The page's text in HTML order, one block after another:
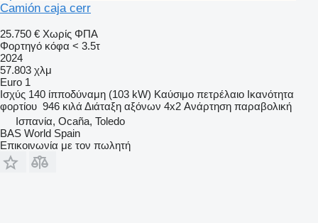
Camión caja cerr
25.750 € Χωρίς ΦΠΑ
Φορτηγό κόφα < 3.5τ
2024
57.803 χλμ
Euro 1
Ισχύς 140 ίπποδύναμη (103 kW) Καύσιμο πετρέλαιο Ικανότητα
φορτίου 946 κιλά Διάταξη αξόνων 4x2 Ανάρτηση παραβολική
Ισπανία, Ocaña, Toledo
BAS World Spain
Επικοινωνία με τον πωλητή